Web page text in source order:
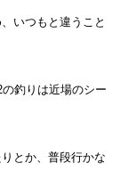
いつもと違うこと
釣りは近場のシー
とか、普段行かな